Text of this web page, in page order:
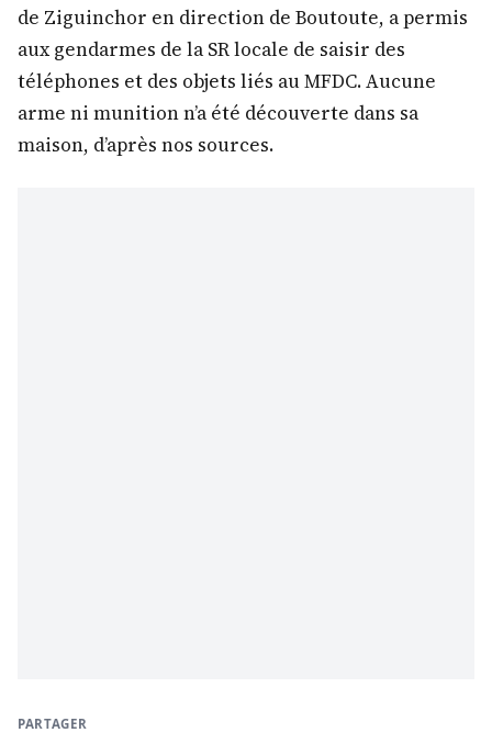
de Ziguinchor en direction de Boutoute, a permis
aux gendarmes de la SR locale de saisir des
téléphones et des objets liés au MFDC. Aucune
arme ni munition n’a été découverte dans sa
maison, d’après nos sources.
PARTAGER